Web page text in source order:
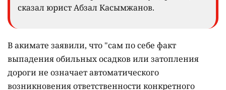
сказал юрист Абзал Касымжанов.
В акимате заявили, что "сам по себе факт
выпадения обильных осадков или затопления
дороги не означает автоматического
возникновения ответственности конкретного